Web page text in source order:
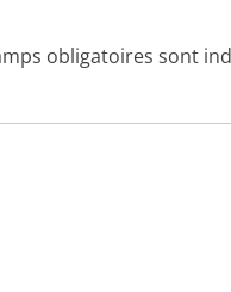
obligatoires sont